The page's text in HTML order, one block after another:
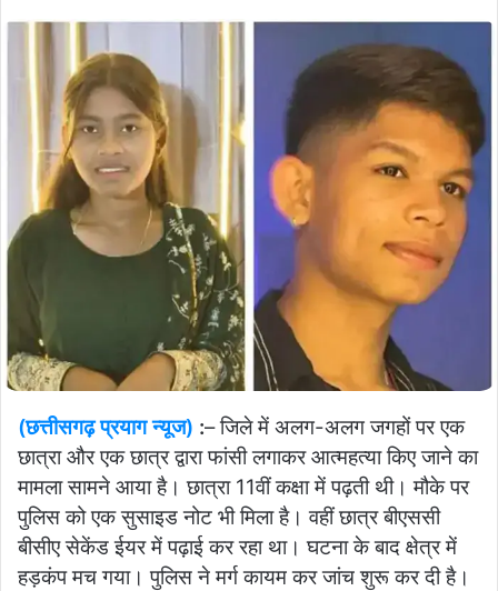
(छत्तीसगढ़ प्रयाग न्यूज) :– जिले में अलग-अलग जगहों पर एक
छात्रा और एक छात्र द्वारा फांसी लगाकर आत्महत्या किए जाने का
मामला सामने आया है। छात्रा 11वीं कक्षा में पढ़ती थी। मौके पर
पुलिस को एक सुसाइड नोट भी मिला है। वहीं छात्र बीएससी
बीसीए सेकेंड ईयर में पढ़ाई कर रहा था। घटना के बाद क्षेत्र में
हड़कंप मच गया। पुलिस ने मर्ग कायम कर जांच शुरू कर दी है।